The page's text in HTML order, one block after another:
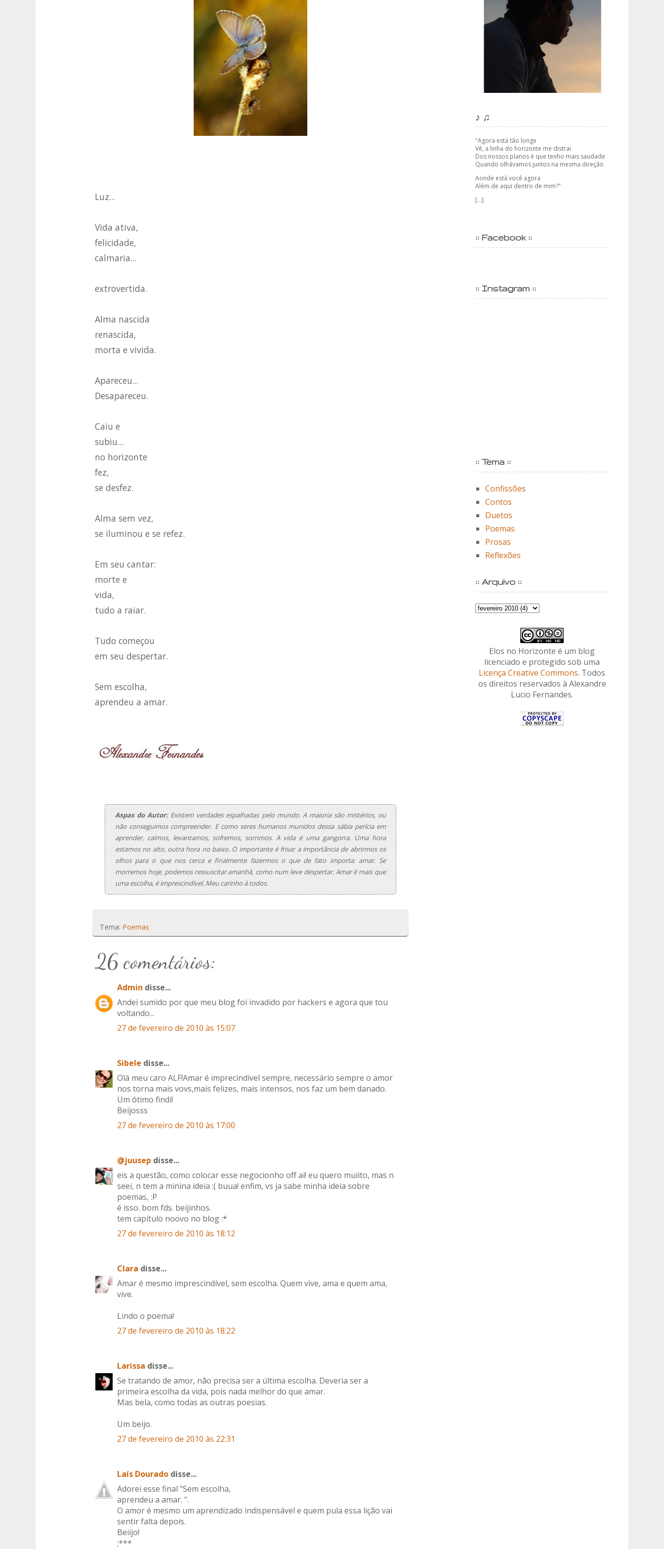
Luz...
Vida ativa,
felicidade,
calmaria...
extrovertida.
Alma nascida
renascida,
morta e vivida.
Apareceu...
Desapareceu.
Caiu e
subiu...
no horizonte
fez,
se desfez.
Alma sem vez,
se iluminou e se refez.
Em seu cantar:
morte e
vida,
tudo a raiar.
Tudo começou
em seu despertar.
Sem escolha,
aprendeu a amar.
Aspas do Autor:Existem verdades espalhadas pelo mundo. A maioria são mistérios, ou
não conseguimos compreender. E como seres humanos munidos dessa sábia perícia em
aprender, caímos, levantamos, sofremos, sorrimos. A vida é uma gangorra. Uma hora
estamos no alto, outra hora no baixo. O importante é frisar a importância de abrirmos os
olhos para o que nos cerca e finalmente fazermos o que de fato importa: amar. Se
morremos hoje, podemos ressuscitar amanhã, como num leve despertar. Amar é mais que
uma escolha, é imprescindível. Meu carinho à todos.
Tema: Poemas
26 comentários:
Admin disse...
Andei sumido por que meu blog foi invadido por hackers e agora que tou
voltando...
27 de fevereiro de 2010 às 15:07
Sibele disse...
Olá meu caro ALF!Amar é imprecindivel sempre, necessário sempre o amor
nos torna mais vovs,mais felizes, mais intensos, nos faz um bem danado.
Um ótimo findi!
Beijosss
27 de fevereiro de 2010 às 17:00
@juusep disse...
eis a questão, como colocar esse negocionho off ai! eu quero muiito, mas n
seei, n tem a minina ideia :( buua! enfim, vs ja sabe minha ideia sobre
poemas, :P
é isso. bom fds. beijinhos.
tem capítulo noovo no blog :*
27 de fevereiro de 2010 às 18:12
Clara disse...
Amar é mesmo imprescindível, sem escolha. Quem vive, ama e quem ama,
vive.
Lindo o poema!
27 de fevereiro de 2010 às 18:22
Larissa disse...
Se tratando de amor, não precisa ser a última escolha. Deveria ser a
primeira escolha da vida, pois nada melhor do que amar.
Mas bela, como todas as outras poesias.
Um beijo.
27 de fevereiro de 2010 às 22:31
Laís Dourado disse...
Adorei esse final "Sem escolha,
aprendeu a amar. ".
O amor é mesmo um aprendizado indispensável e quem pula essa lição vai
sentir falta depois.
Beiijo!
;***
♪ ♫
"Agora está tão longe
Vê, a linha do horizonte me distrai
Dos nossos planos é que tenho mais saudade
Quando olhávamos juntos na mesma direção
Aonde está você agora
Além de aqui dentro de mim?"
[...]
:: Facebook ::
:: Instagram ::
:: Tema ::
Confissões
Contos
Duetos
Poemas
Prosas
Reflexões
:: Arquivo ::
Elos no Horizonte é um blog
licenciado e protegido sob uma
Licença Creative Commons. Todos
os direitos reservados à Alexandre
Lucio Fernandes.